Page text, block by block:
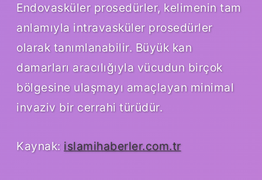
Endovasküler prosedürler, kelimenin tam
anlamıyla intravasküler prosedürler
olarak tanımlanabilir. Büyük kan
damarları aracılığıyla vücudun birçok
bölgesine ulaşmayı amaçlayan minimal
invaziv bir cerrahi türüdür.
Kaynak: islamihaberler.com.tr